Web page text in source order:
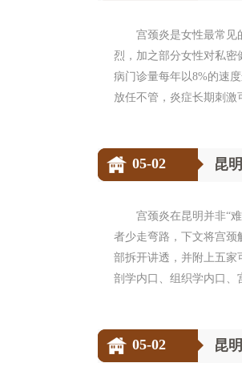
宫颈炎是女性最常见
烈，加之部分女性对私密
病门诊量每年以8%的速
放任不管，炎症长期刺
05-02 昆
宫颈炎在昆明并非“
者少走弯路，下文将宫颈
部拆开讲透，并附上五家
剖学内口、组织学内口、
05-02 昆